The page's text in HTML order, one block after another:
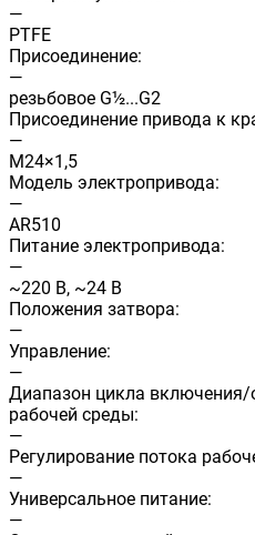
—
PTFE
Присоединение:
—
резьбовое G½...G2
Присоединение привода к
—
М24×1,5
Модель электропривода:
—
AR510
Питание электропривода:
—
~220 В, ~24 В
Положения затвора:
—
Управление:
—
Диапазон цикла
рабочей среды:
—
Регулирование потока
—
Универсальное питание:
—